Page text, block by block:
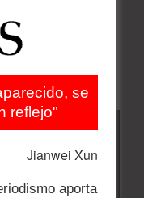
se
reflejo"
Jianwei Xun
aporta